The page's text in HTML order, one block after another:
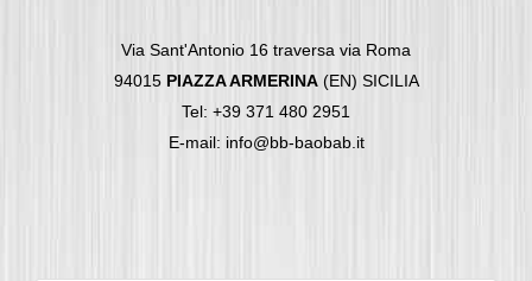
Via Sant'Antonio 16 traversa via Roma
94015 PIAZZA ARMERINA(EN) SICILIA
Tel: +39 371 480 2951
E-mail: info@bb-baobab.it